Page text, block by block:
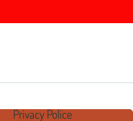
Privacy Police